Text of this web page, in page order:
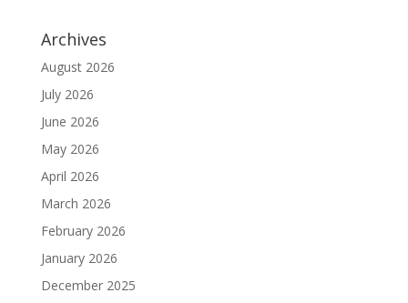
Archives
August 2026
July 2026
June 2026
May 2026
April 2026
March 2026
February 2026
January 2026
December 2025